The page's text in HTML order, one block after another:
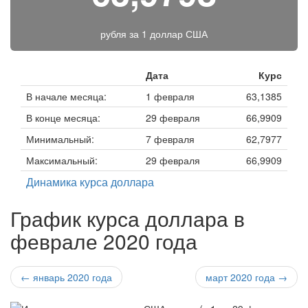
рубля за 1 доллар США
Дата
Курс
В начале месяца:
1 февраля
63,1385
В конце месяца:
29 февраля
66,9909
Минимальный:
7 февраля
62,7977
Максимальный:
29 февраля 66,9909
Динамика курса доллара
График курса доллара в
феврале 2020 года
← январь 2020 года март 2020 года →